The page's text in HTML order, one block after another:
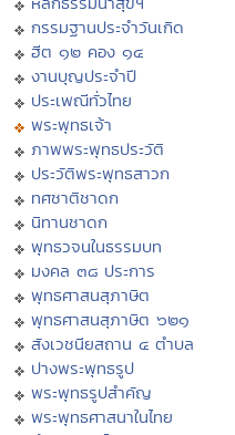
กรรมฐานประจำวันเกิด
ฮีต ๑๒ คอง ๑๔
งานบุญประจำปี
ประเพณีทั่วไทย
พระพุทธเจ้า
ภาพพระพุทธประวัติ
ประวัติพระพุทธสาวก
ทศชาติชาดก
นิทานชาดก
พุทธวจนในธรรมบท
มงคล ๓๘ ประการ
พุทธศาสนสุภาษิต
พุทธศาสนสุภาษิต ๖๒๑
สังเวชนียสถาน ๔ ตำบล
ปางพระพุทธรูป
พระพุทธรูปสำคัญ
พระพุทธศาสนาในไทย